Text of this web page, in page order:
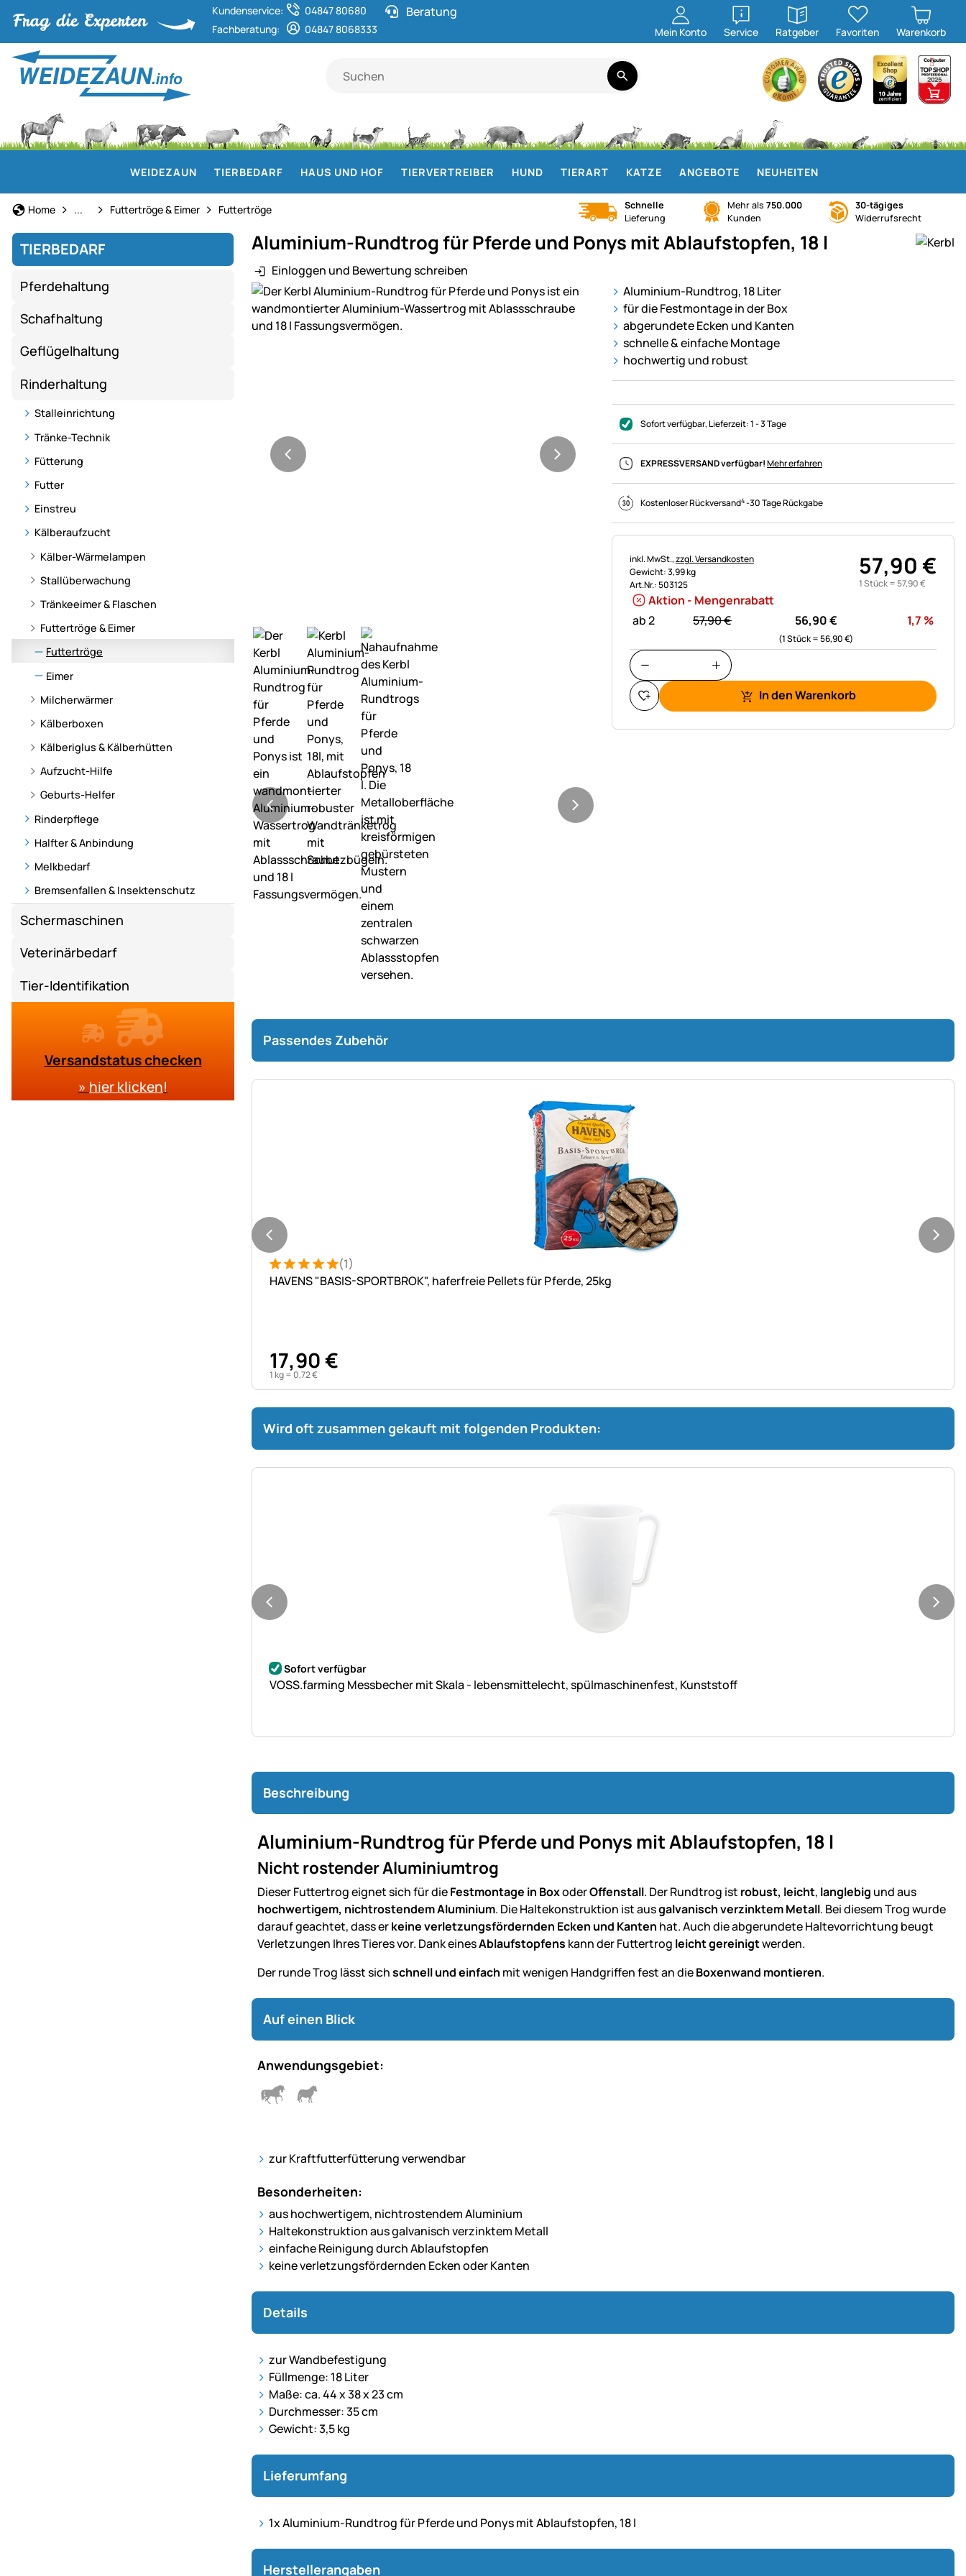
Kundenservice:
04847 80680
Fachberatung:
04847 8068333
Beratung
Mein Konto Service
öffnen
Ratgeber
öffnen
Favoriten Warenkorb
WEIDEZAUN TIERBEDARF HAUS UND HOF TIERVERTREIBER HUND TIERART KATZE ANGEBOTE NEUHEITEN
Home Kälberaufzucht
... Futtertröge & Eimer Futtertröge
Schnelle
Lieferung
Mehr als 750.000
Kunden
30-tägiges
Widerrufsrecht
TIERBEDARF
Pferdehaltung
Schafhaltung
Geflügelhaltung
Rinderhaltung
Stalleinrichtung
Tränke-Technik
Fütterung
Futter
Einstreu
Kälberaufzucht
Kälber-Wärmelampen
Stallüberwachung
Tränkeeimer & Flaschen
Futtertröge & Eimer
Futtertröge
Eimer
Milcherwärmer
Kälberboxen
Kälberiglus & Kälberhütten
Aufzucht-Hilfe
Geburts-Helfer
Rinderpflege
Halfter & Anbindung
Melkbedarf
Bremsenfallen & Insektenschutz
Schermaschinen
Veterinärbedarf
Tier-Identifikation
Versandstatus checken
» hier klicken!
Aluminium-Rundtrog für Pferde und Ponys mit Ablaufstopfen, 18 l
Einloggen und Bewertung schreiben
Produktgalerie
Aluminium-Rundtrog, 18 Liter
für die Festmontage in der Box
abgerundete Ecken und Kanten
schnelle & einfache Montage
hochwertig und robust
Sofort verfügbar, Lieferzeit:1 - 3 Tage
EXPRESSVERSAND verfügbar!Mehr erfahren
Kostenloser Rückversand4-30 Tage Rückgabe
Steuerhinweis:
inkl. MwSt.,zzgl. Versandkosten
Gewicht: 3,99 kg
Art.Nr.: 503125
57,90€
1 Stück = 57,90€
Aktion - Mengenrabatt
ab 2
statt:
57,90€ 56,90€
(1 Stück =56,90€)
1,7 %
In den Warenkorb
Passendes Zubehör
Bewertung: 5 von 5 (1 Bewertungen)
1 Bewertung (1)
HAVENS "BASIS-SPORTBROK", haferfreie Pellets für Pferde, 25kg
17,90€
1 kg =0,72€
Wird oft zusammen gekauft mit folgenden Produkten:
Noch keine Bewertungen abgegeben
Sofort verfügbar
VOSS.farming Messbecher mit Skala - lebensmittelecht, spülmaschinenfest, Kunststoff
Beschreibung
Aluminium-Rundtrog für Pferde und Ponys mit Ablaufstopfen, 18 l
Nicht rostender Aluminiumtrog
Dieser Futtertrog eignet sich für dieFestmontage in BoxoderOffenstall. Der Rundtrog ist robust, leicht, langlebig und aus
hochwertigem, nichtrostendem Aluminium. Die Haltekonstruktion ist ausgalvanisch verzinktem Metall. Bei diesem Trog wurde
darauf geachtet, dass erkeine verletzungsfördernden Ecken und Kanten hat. Auch die abgerundete Haltevorrichtung beugt
Verletzungen Ihres Tieres vor. Dank einesAblaufstopfens kann der Futtertrog leicht gereinigtwerden.
Der runde Trog lässt sichschnell und einfach mit wenigen Handgriffen fest an dieBoxenwand montieren.
Auf einen Blick
Anwendungsgebiet:
zur Kraftfutterfütterung verwendbar
Besonderheiten:
aus hochwertigem, nichtrostendem Aluminium
Haltekonstruktion aus galvanisch verzinktem Metall
einfache Reinigung durch Ablaufstopfen
keine verletzungsfördernden Ecken oder Kanten
Details
zur Wandbefestigung
Füllmenge: 18 Liter
Maße: ca. 44 x 38 x 23 cm
Durchmesser: 35 cm
Gewicht: 3,5 kg
Lieferumfang
1x Aluminium-Rundtrog für Pferde und Ponys mit Ablaufstopfen, 18 l
Herstellerangaben